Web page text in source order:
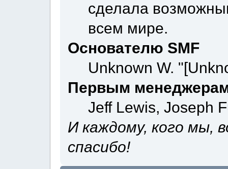
сделала
всем мире.
Основателю SMF
Unknown W.
Первым
Jeff Lewis, Joseph
И каждому, кого мы,
спасибо!